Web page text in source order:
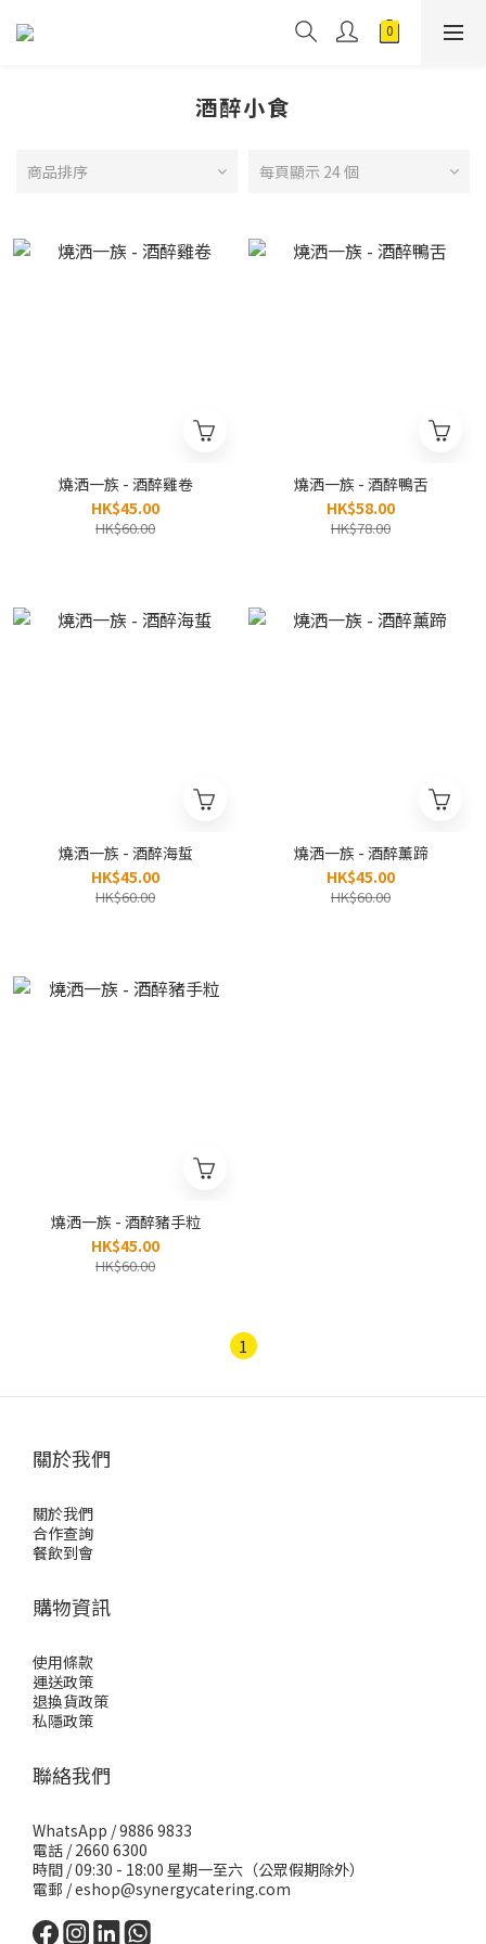
酒醉小食
商品排序 每頁顯示 24 個
燒洒一族 - 酒醉雞卷
HK$45.00
HK$60.00
燒洒一族 - 酒醉鴨舌
HK$58.00
HK$78.00
燒洒一族 - 酒醉海蜇
HK$45.00
HK$60.00
燒洒一族 - 酒醉薰蹄
HK$45.00
HK$60.00
燒洒一族 - 酒醉豬手粒
HK$45.00
HK$60.00
1
關於我們
關於我們
合作查詢
餐飲到會
購物資訊
使用條款
運送政策
退換貨政策
私隱政策
聯絡我們
WhatsApp /9886 9833
電話 / 2660 6300
時間 / 09:30 - 18:00 星期一至六（公眾假期除外）
電郵 /eshop@synergycatering.com